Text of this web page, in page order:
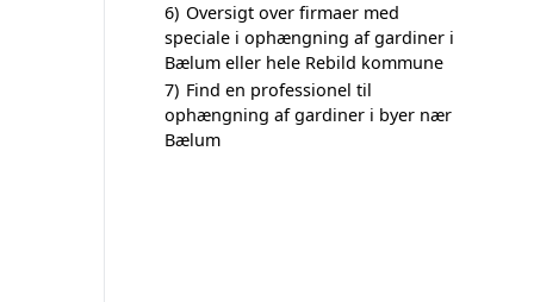
6) Oversigt over firmaer med
speciale i ophængning af gardiner i
Bælum eller hele Rebild kommune
7) Find en professionel til
ophængning af gardiner i byer nær
Bælum